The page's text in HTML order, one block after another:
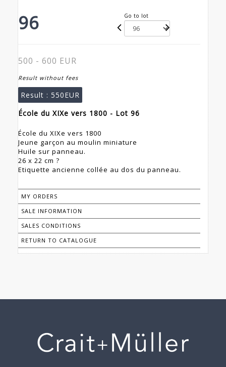
96 Go to lot
500 - 600 EUR
Result without fees
Result : 550EUR
École du XIXe vers 1800 - Lot 96
École du XIXe vers 1800
Jeune garçon au moulin miniature
Huile sur panneau.
26 x 22 cm ?
Etiquette ancienne collée au dos du panneau.
MY ORDERS
SALE INFORMATION
SALES CONDITIONS
RETURN TO CATALOGUE